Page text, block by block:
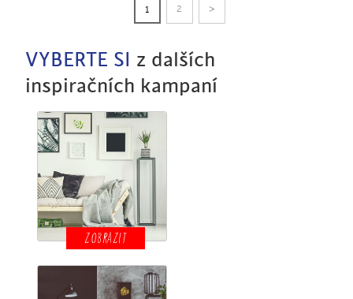
1 2 >
VYBERTE SI
z dalších
inspiračních kampaní
ZOBRAZIT